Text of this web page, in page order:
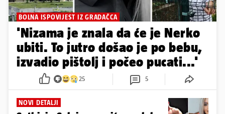
BOLNA ISPOVIJEST IZ GRADAČCA
'Nizama je znala da će je Nerko
ubiti. To jutro došao je po bebu,
izvadio pištolj i počeo pucati...'
25 5
NOVI DETALJI